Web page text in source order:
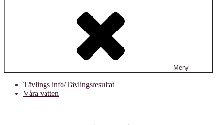
Meny
Tävlings info/Tävlingsresultat
Våra vatten